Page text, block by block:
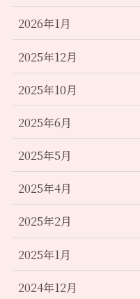
2026年1月
2025年12月
2025年10月
2025年6月
2025年5月
2025年4月
2025年2月
2025年1月
2024年12月